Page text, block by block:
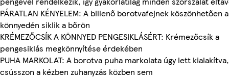
PÁRATLAN KÉNYELEM: A billenő borotvafejnek köszönhetően
könnyedén siklik a bőrön
KRÉMEZŐCSÍK A KÖNNYED PENGESIKLÁSÉRT: Krémezőcsík a
pengesiklás megkönnyítése érdekében
PUHA MARKOLAT: A borotva puha markolata úgy lett
csússzon a kézben zuhanyzás közben sem